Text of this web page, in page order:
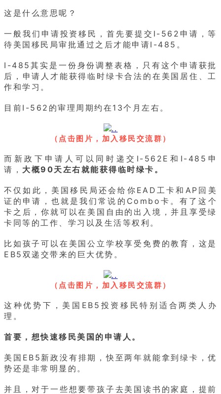
这是什么意思呢？
一般我们申请投资移民，首先要提交I-562申请，等
待美国移民局审批通过之后才能申请I-485。
I-485其实是一份身份调整表格，只有这个申请获批
后，申请人才能获得临时绿卡合法的在美国居住、工
作和学习。
目前I-562的审理周期约在13个月左右。
（点击图片，加入移民交流群）
而新政下申请人可以同时递交I-562E和I-485申
请， 大概90天左右就能获得临时绿卡。
不仅如此，美国移民局还会给你EAD工卡和AP回美
证的申请，也就是我们常说的Combo卡。有了这个
卡之后，你就可以在美国自由的出入境，并且享受绿
卡同等的工作、学习以及生活等权利。
比如孩子可以在美国公立学校享受免费的教育，这是
EB5双递交带来的巨大优势。
（点击图片，加入移民交流群）
这种优势下，美国EB5投资移民特别适合两类人办
理。
首要，想快速移民美国的申请人。
美国EB5新政没有排期，快至两年就能拿到绿卡，优
势还是非常明显的。
并且，对于一些想要带孩子去美国读书的家庭，提前